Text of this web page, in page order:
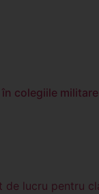
colegiile militare